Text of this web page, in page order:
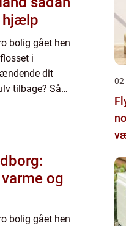
hjælp
bolig gået hen
i
dit
tilbage? Så
og
bolig gået hen
02